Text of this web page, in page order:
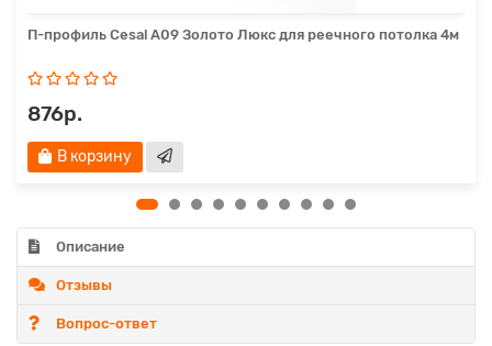
П-профиль Cesal А09 Золото Люкс для реечного потолка 4м
876р.
В корзину
Описание
Отзывы
Вопрос-ответ